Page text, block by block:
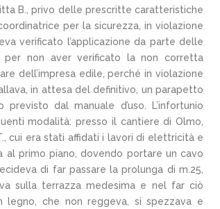
B., privo delle prescritte caratteristiche
per la sicurezza, in violazione
verificato l’applicazione da parte delle
per non aver verificato la non corretta
dell’impresa edile, perché in violazione
in attesa del definitivo, un parapetto
dal manuale d’uso. L’infortunio
modalità: presso il cantiere di Olmo,
cui era stati affidati i lavori di elettricità e
al primo piano, dovendo portare un cavo
di far passare la prolunga di m.25,
sulla terrazza medesima e nel far ciò
legno, che non reggeva, si spezzava e